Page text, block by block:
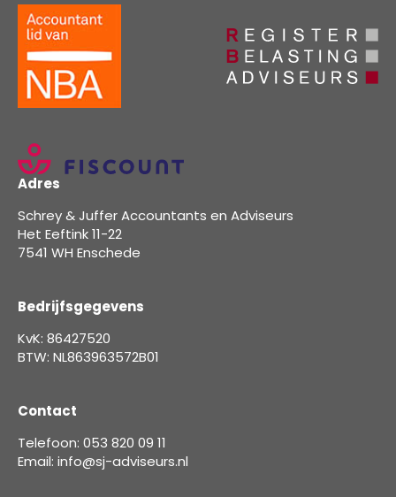
Adres
Schrey & Juffer Accountants en Adviseurs
Het Eeftink 11-22
7541 WH Enschede
Bedrijfsgegevens
KvK: 86427520
BTW: NL863963572B01
Contact
Telefoon: 053 820 09 11
Email: info@sj-adviseurs.nl